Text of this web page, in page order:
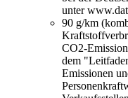
unter
90 g/km
CO2-
dem
Emissionen